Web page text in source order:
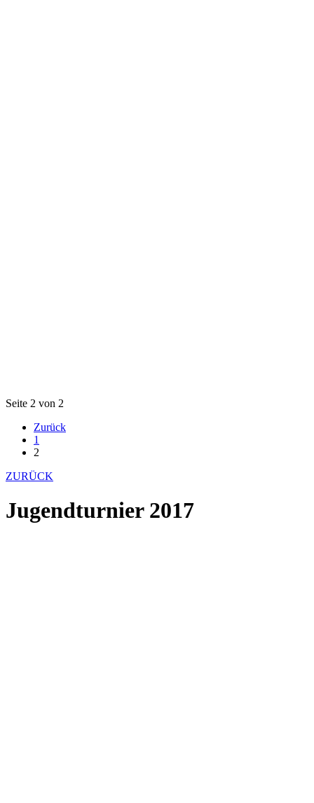
Seite 2 von 2
Zurück
1
2
ZURÜCK
Jugendturnier 2017